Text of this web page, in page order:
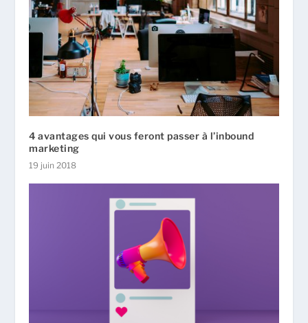
4 avantages qui vous feront passer à l’inbound
marketing
19 juin 2018